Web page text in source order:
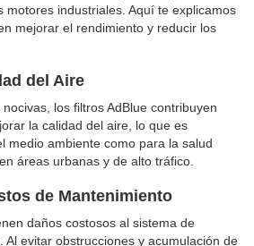
motores industriales. Aquí te explicamos
mejorar el rendimiento y reducir los
del Aire
los filtros AdBlue contribuyen
la calidad del aire, lo que es
medio ambiente como para la salud
áreas urbanas y de alto tráfico.
de Mantenimiento
daños costosos al sistema de
Al evitar obstrucciones y acumulación de